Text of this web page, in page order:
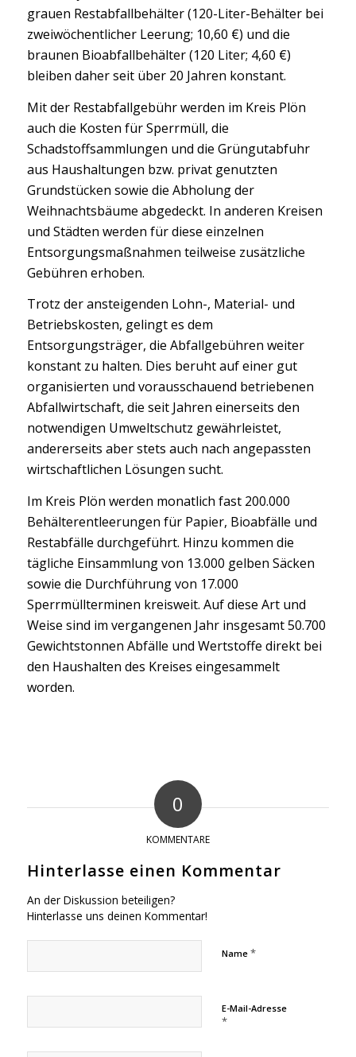
grauen Restabfallbehälter (120-Liter-Behälter bei
zweiwöchentlicher Leerung; 10,60 €) und die
braunen Bioabfallbehälter (120 Liter; 4,60 €)
bleiben daher seit über 20 Jahren konstant.
Mit der Restabfallgebühr werden im Kreis Plön
auch die Kosten für Sperrmüll, die
Schadstoffsammlungen und die Grüngutabfuhr
aus Haushaltungen bzw. privat genutzten
Grundstücken sowie die Abholung der
Weihnachtsbäume abgedeckt. In anderen Kreisen
und Städten werden für diese einzelnen
Entsorgungsmaßnahmen teilweise zusätzliche
Gebühren erhoben.
Trotz der ansteigenden Lohn-, Material- und
Betriebskosten, gelingt es dem
Entsorgungsträger, die Abfallgebühren weiter
konstant zu halten. Dies beruht auf einer gut
organisierten und vorausschauend betriebenen
Abfallwirtschaft, die seit Jahren einerseits den
notwendigen Umweltschutz gewährleistet,
andererseits aber stets auch nach angepassten
wirtschaftlichen Lösungen sucht.
Im Kreis Plön werden monatlich fast 200.000
Behälterentleerungen für Papier, Bioabfälle und
Restabfälle durchgeführt. Hinzu kommen die
tägliche Einsammlung von 13.000 gelben Säcken
sowie die Durchführung von 17.000
Sperrmüllterminen kreisweit. Auf diese Art und
Weise sind im vergangenen Jahr insgesamt 50.700
Gewichtstonnen Abfälle und Wertstoffe direkt bei
den Haushalten des Kreises eingesammelt
worden.
0
KOMMENTARE
Hinterlasse einen Kommentar
An der Diskussion beteiligen?
Hinterlasse uns deinen Kommentar!
Name *
E-Mail-Adresse
*